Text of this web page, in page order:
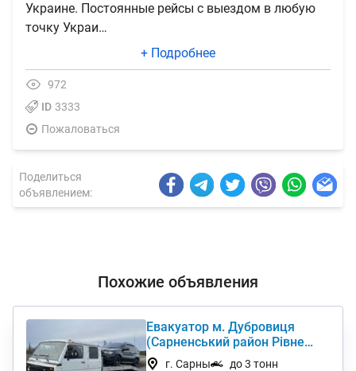
Украине. Постоянные рейсы с выездом в любую
точку Украи…
+ Подробнее
972
ID 3333
Пожаловаться
Поделиться
объявлением:
Похожие объявления
Евакуатор м. Дубровиця
(Сарненський район Рівне
Костопіль)
г. Сарны до 3 тонн